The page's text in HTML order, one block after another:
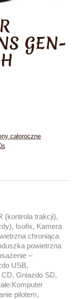
GEN-
całoroczne
(kontrola trakcji),
Isofix, Kamera
chroniąca
powietrzna
–
USB,
Gniazdo SD,
pilotem,